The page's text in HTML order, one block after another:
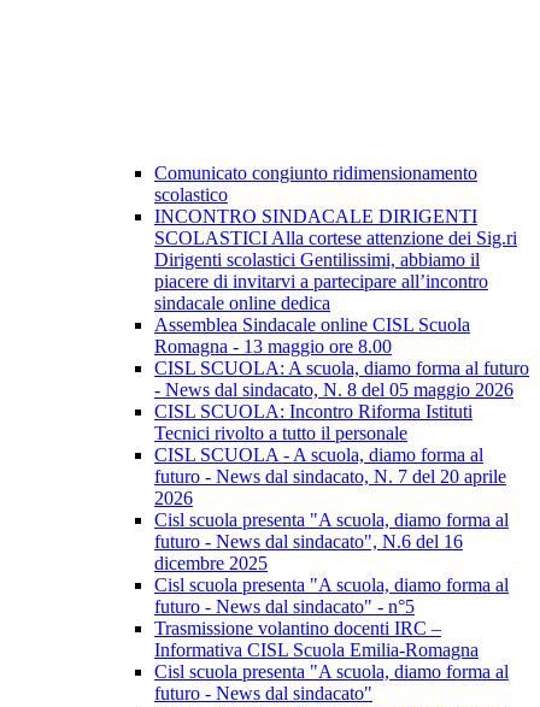
Comunicato congiunto ridimensionamento
scolastico
INCONTRO SINDACALE DIRIGENTI
SCOLASTICI Alla cortese attenzione dei Sig.ri
Dirigenti scolastici Gentilissimi, abbiamo il
piacere di invitarvi a partecipare all’incontro
sindacale online dedica
Assemblea Sindacale online CISL Scuola
Romagna - 13 maggio ore 8.00
CISL SCUOLA: A scuola, diamo forma al futuro
- News dal sindacato, N. 8 del 05 maggio 2026
CISL SCUOLA: Incontro Riforma Istituti
Tecnici rivolto a tutto il personale
CISL SCUOLA - A scuola, diamo forma al
futuro - News dal sindacato, N. 7 del 20 aprile
2026
Cisl scuola presenta "A scuola, diamo forma al
futuro - News dal sindacato", N.6 del 16
dicembre 2025
Cisl scuola presenta "A scuola, diamo forma al
futuro - News dal sindacato" - n°5
Trasmissione volantino docenti IRC –
Informativa CISL Scuola Emilia-Romagna
Cisl scuola presenta "A scuola, diamo forma al
futuro - News dal sindacato"